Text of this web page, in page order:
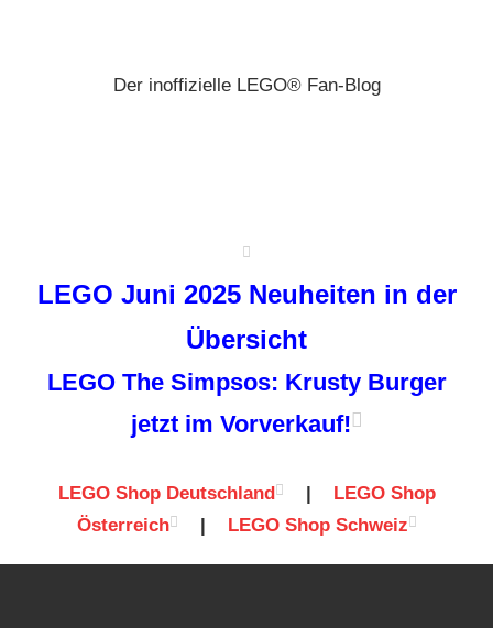
Der inoffizielle LEGO® Fan-Blog
LEGO Juni 2025 Neuheiten in der
Übersicht
LEGO The Simpsos: Krusty Burger
jetzt im Vorverkauf!
LEGO Shop Deutschland | LEGO Shop
Österreich
| LEGO Shop Schweiz